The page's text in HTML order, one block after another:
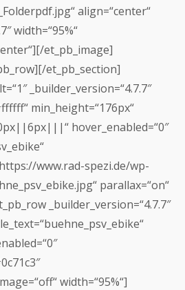
align=“center“
width=“95%“
et_pb_image]
et_pb_section]
_builder_version=“4.7.7″
min_height=“176px“
hover_enabled=“0″
www.rad-spezi.de/wp-
parallax=“on“
_builder_version=“4.7.7″
width=“95%“]